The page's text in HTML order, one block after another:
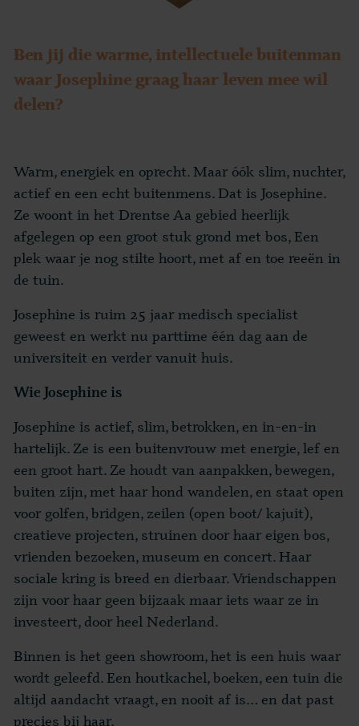
Ben jij die warme, intellectuele buitenman
waar Josephine graag haar leven mee wil
delen?
Warm, energiek en oprecht. Maar óók slim, nuchter,
actief en een echt buitenmens. Dat is Josephine.
Ze woont in het Drentse Aa gebied heerlijk
afgelegen op een groot stuk grond met bos, Een
plek waar je nog stilte hoort, met af en toe reeën in
de tuin.
Josephine is ruim 25 jaar medisch specialist
geweest en werkt nu parttime één dag aan de
universiteit en verder vanuit huis.
Wie Josephine is
Josephine is actief, slim, betrokken, en in-en-in
hartelijk. Ze is een buitenvrouw met energie, lef en
een groot hart. Ze houdt van aanpakken, bewegen,
buiten zijn, met haar hond wandelen, en staat open
voor golfen, bridgen, zeilen (open boot/ kajuit),
creatieve projecten, struinen door haar eigen bos,
vrienden bezoeken, museum en concert. Haar
sociale kring is breed en dierbaar. Vriendschappen
zijn voor haar geen bijzaak maar iets waar ze in
investeert, door heel Nederland.
Binnen is het geen showroom, het is een huis waar
wordt geleefd. Een houtkachel, boeken, een tuin die
altijd aandacht vraagt, en nooit af is… en dat past
precies bij haar.